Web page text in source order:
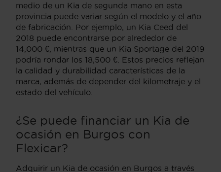
medio de un Kia de segunda mano en esta
provincia puede variar según el modelo y el año
de fabricación. Por ejemplo, un Kia Ceed del
2018 puede encontrarse por alrededor de
14,000 €, mientras que un Kia Sportage del 2019
podría rondar los 18,500 €. Estos precios reflejan
la calidad y durabilidad características de la
marca, además de depender del kilometraje y el
estado del vehículo.
¿Se puede financiar un Kia de
ocasión en Burgos con
Flexicar?
Adquirir un Kia de ocasión en Burgos a través